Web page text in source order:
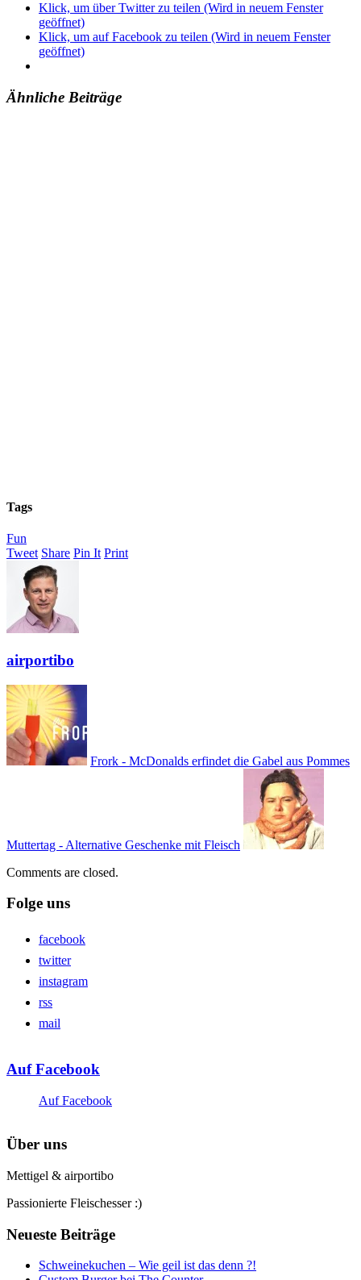
Klick, um über Twitter zu teilen (Wird in neuem Fenster
geöffnet)
Klick, um auf Facebook zu teilen (Wird in neuem Fenster
geöffnet)
Ähnliche Beiträge
Tags
Fun
Tweet Share Pin It Print
airportibo
Frork - McDonalds erfindet die Gabel aus Pommes
Muttertag - Alternative Geschenke mit Fleisch
Comments are closed.
Folge uns
facebook
twitter
instagram
rss
mail
Auf Facebook
Auf Facebook
Über uns
Mettigel & airportibo
Passionierte Fleischesser :)
Neueste Beiträge
Schweinekuchen – Wie geil ist das denn ?!